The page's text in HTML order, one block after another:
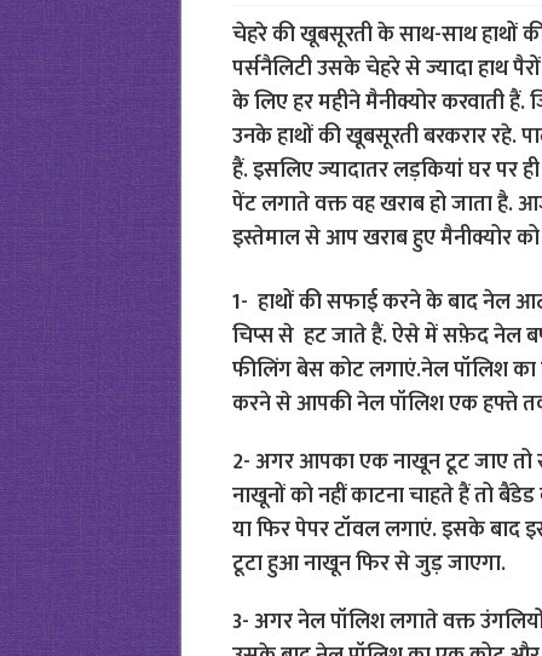
चेहरे की खूबसूरती के साथ-साथ हाथों
पर्सनैलिटी उसके चेहरे से ज्यादा हाथ
के लिए हर महीने मैनीक्योर करवाती
उनके हाथों की खूबसूरती बरकरार रहे.
हैं. इसलिए ज्यादातर लड़कियां घर पर
पेंट लगाते वक्त वह खराब हो जाता
इस्तेमाल से आप खराब हुए मैनीक्योर
1- हाथों की सफाई करने के बाद नेल
चिप्स से हट जाते हैं. ऐसे में सफ़ेद नेल
फीलिंग बेस कोट लगाएं.नेल पॉलिश
करने से आपकी नेल पॉलिश एक हफ्ते
2- अगर आपका एक नाखून टूट जाए तो
नाखूनों को नहीं काटना चाहते हैं तो
या फिर पेपर टॉवल लगाएं. इसके
टूटा हुआ नाखून फिर से जुड़ जाएगा.
3- अगर नेल पॉलिश लगाते वक्त